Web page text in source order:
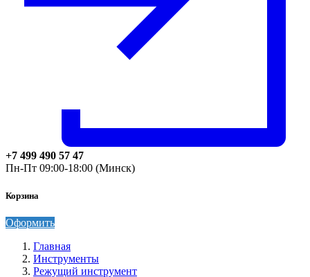
+7 499 490 57 47
Пн-Пт 09:00-18:00 (Минск)
Корзина
Оформить
Главная
Инструменты
Режущий инструмент